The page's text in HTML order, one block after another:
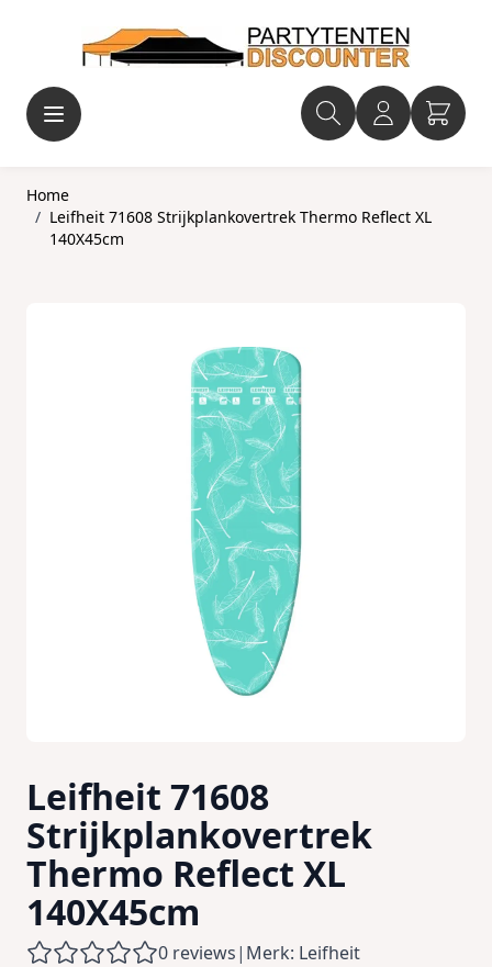
Home
/ Leifheit 71608 Strijkplankovertrek Thermo Reflect XL
140X45cm
Leifheit 71608
Strijkplankovertrek
Thermo Reflect XL
140X45cm
0 reviews| Merk: Leifheit